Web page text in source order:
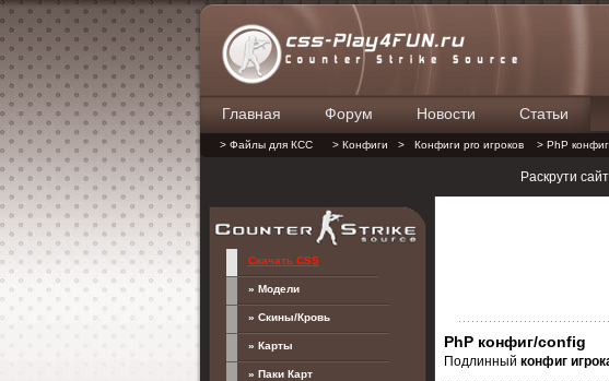
Главная Форум Новости Статьи
> Файлы для КСС > Конфиги > Конфиги pro игроков > PhP
Раскрути
PhP конфиг/config
Подлинный конфиг
Скачать CSS
» Модели
» Скины/Кровь
» Карты
» Паки Карт